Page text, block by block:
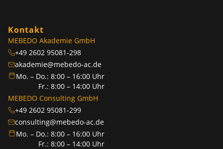
Kontakt
MEBEDO Akademie GmbH
+49 2602 95081-298
akademie@mebedo-ac.de
Mo. – Do.: 8:00 – 16:00 Uhr
Fr.: 8:00 – 14:00 Uhr
MEBEDO Consulting GmbH
+49 2602 95081-299
consulting@mebedo-ac.de
Mo. – Do.: 8:00 – 16:00 Uhr
Fr.: 8:00 – 14:00 Uhr